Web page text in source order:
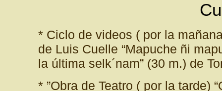
* Ciclo de videos ( por la
de Luis Cuelle “Mapuche ñi
la última selk´nam” (30 m.) de
* ”Obra de Teatro ( por la tarde)